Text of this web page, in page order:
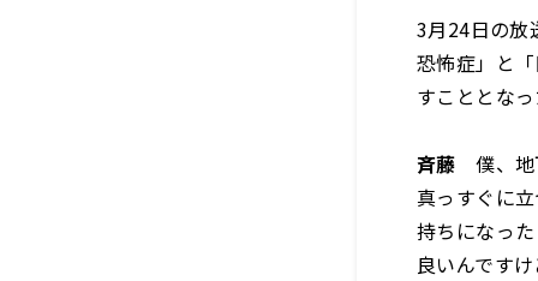
3月24日の放
恐怖症」と
すこととな
斉藤 僕、地
真っすぐに
持ちになっ
良いんです